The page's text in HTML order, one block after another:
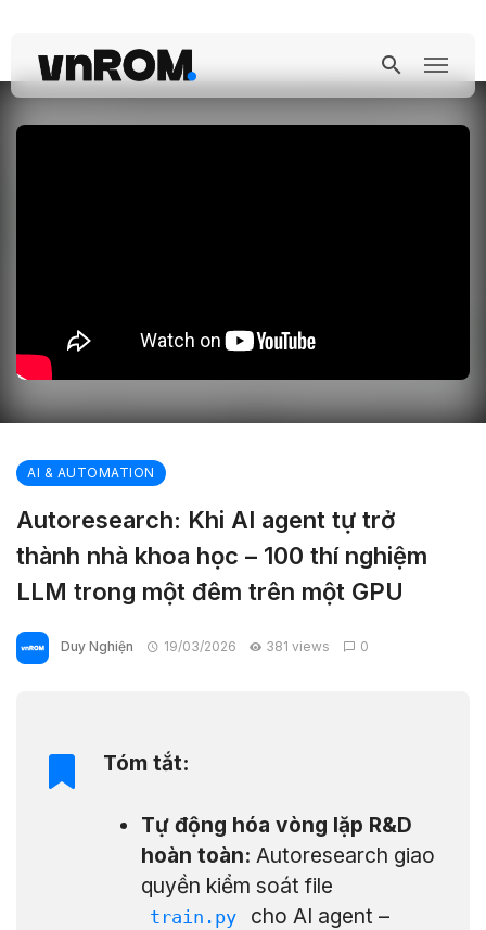
AI & AUTOMATION
Autoresearch: Khi AI agent tự trở
thành nhà khoa học – 100 thí nghiệm
LLM trong một đêm trên một GPU
Duy Nghiện 19/03/2026 381 views 0
Tóm tắt:
Tự động hóa vòng lặp R&D
hoàn toàn: Autoresearch giao
quyền kiểm soát file
train.py
cho AI agent –